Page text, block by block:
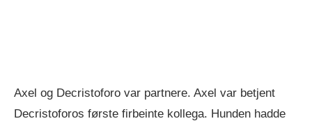
Axel og Decristoforo var partnere. Axel var betjent
Decristoforos første firbeinte kollega. Hunden hadde